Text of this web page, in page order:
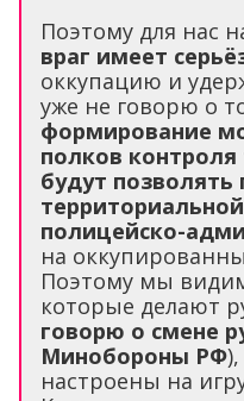
Поэтому для нас
враг имеет
оккупацию и
уже не говорю о
формирование
полков
будут
полицейско-
на
Поэтому мы
которые делают
говорю о смене
Минобороны РФ
настроены на